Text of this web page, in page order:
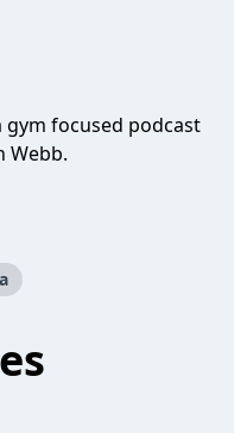
gym focused podcast
Webb.